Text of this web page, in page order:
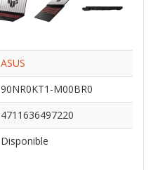
ASUS
90NR0KT1-M00BR0
4711636497220
Disponible